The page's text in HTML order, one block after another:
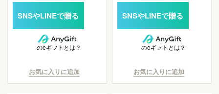
のeギフトとは？
お気に入りに追加
のeギフトとは？
お気に入りに追加